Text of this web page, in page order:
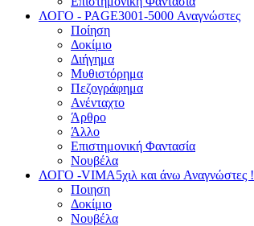
ΛΟΓΟ - PAGE3001-5000 Αναγνώστες
Ποίηση
Δοκίμιο
Διήγημα
Μυθιστόρημα
Πεζογράφημα
Ανένταχτο
Άρθρο
Άλλο
Επιστημονική Φαντασία
Νουβέλα
ΛΟΓΟ -VIMA5χιλ και άνω Αναγνώστες !
Ποιηση
Δοκίμιο
Νουβέλα